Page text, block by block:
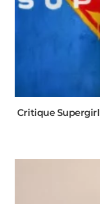
Critique